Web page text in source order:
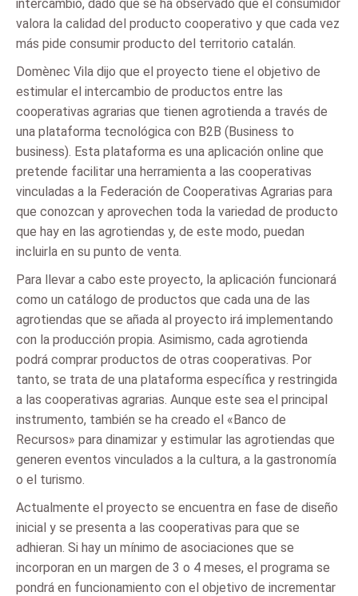
intercambio, dado que se ha observado que el consumidor
valora la calidad del producto cooperativo y que cada vez
más pide consumir producto del territorio catalán.
Domènec Vila dijo que el proyecto tiene el objetivo de
estimular el intercambio de productos entre las
cooperativas agrarias que tienen agrotienda a través de
una plataforma tecnológica con B2B (Business to
business). Esta plataforma es una aplicación online que
pretende facilitar una herramienta a las cooperativas
vinculadas a la Federación de Cooperativas Agrarias para
que conozcan y aprovechen toda la variedad de producto
que hay en las agrotiendas y, de este modo, puedan
incluirla en su punto de venta.
Para llevar a cabo este proyecto, la aplicación funcionará
como un catálogo de productos que cada una de las
agrotiendas que se añada al proyecto irá implementando
con la producción propia. Asimismo, cada agrotienda
podrá comprar productos de otras cooperativas. Por
tanto, se trata de una plataforma específica y restringida
a las cooperativas agrarias. Aunque este sea el principal
instrumento, también se ha creado el «Banco de
Recursos» para dinamizar y estimular las agrotiendas que
generen eventos vinculados a la cultura, a la gastronomía
o el turismo.
Actualmente el proyecto se encuentra en fase de diseño
inicial y se presenta a las cooperativas para que se
adhieran. Si hay un mínimo de asociaciones que se
incorporan en un margen de 3 o 4 meses, el programa se
pondrá en funcionamiento con el objetivo de incrementar